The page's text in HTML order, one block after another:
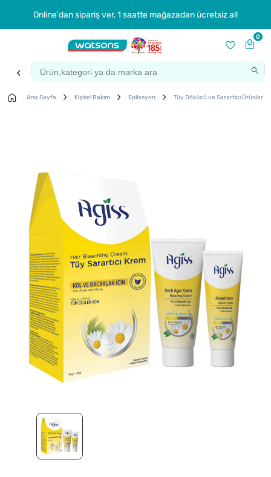
Online'dan sipariş ver, 1 saatte mağazadan ücretsiz al!
0
Ana Sayfa Kişisel Bakım Epilasyon Tüy Dökücü ve Sarartıcı Ürünler